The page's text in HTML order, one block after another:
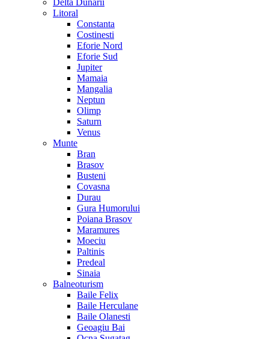
Delta Dunarii
Litoral
Constanta
Costinesti
Eforie Nord
Eforie Sud
Jupiter
Mamaia
Mangalia
Neptun
Olimp
Saturn
Venus
Munte
Bran
Brasov
Busteni
Covasna
Durau
Gura Humorului
Poiana Brasov
Maramures
Moeciu
Paltinis
Predeal
Sinaia
Balneoturism
Baile Felix
Baile Herculane
Baile Olanesti
Geoagiu Bai